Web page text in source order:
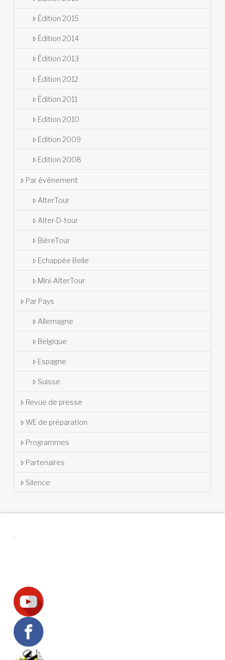
Édition 2015
Édition 2014
Édition 2013
Édition 2012
Édition 2011
Edition 2010
Edition 2009
Edition 2008
Par événement
AlterTour
Alter-D-tour
BièreTour
Echappée Belle
Mini-AlterTour
Par Pays
Allemagne
Belgique
Espagne
Suisse
Revue de presse
WE de préparation
Programmes
Partenaires
Silence